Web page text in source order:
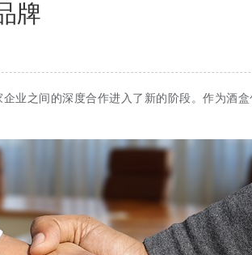
牌
业之间的深度合作进入了新的阶段。作为酒盒